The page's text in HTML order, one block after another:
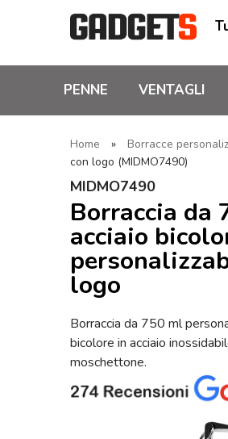
PENNE VENTAGLI
Home » Borracce
con logo (MIDMO7490)
MIDMO7490
Borraccia da
acciaio
logo
Borraccia da 750 ml
bicolore in acciaio
moschettone.